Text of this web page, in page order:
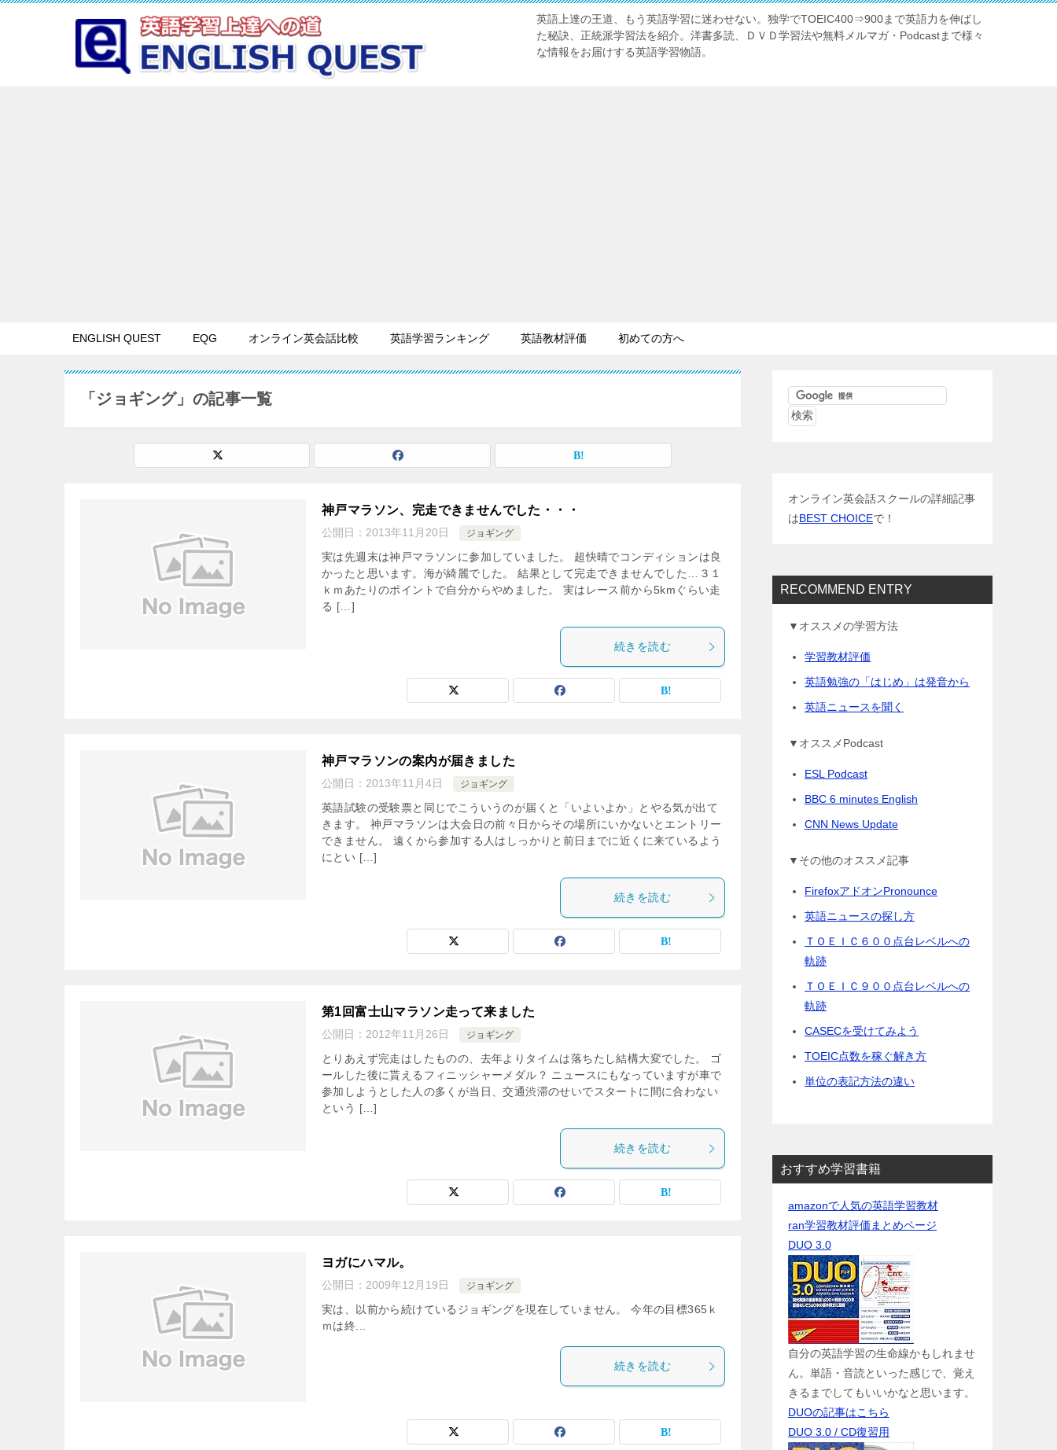
英語上達の王道、もう英語学習に迷わせない。独学でTOEIC400⇒900まで英語力を伸ばし
た秘訣、正統派学習法を紹介。洋書多読、ＤＶＤ学習法や無料メルマガ・Podcastまで様々
な情報をお届けする英語学習物語。
ENGLISH QUEST EQG オンライン英会話比較 英語学習ランキング 英語教材評価 初めての方へ
「ジョギング」の記事一覧
神戸マラソン、完走できませんでした・・・
公開日： 2013年11月20日 ジョギング
実は先週末は神戸マラソンに参加していました。 超快晴でコンディションは良
かったと思います。海が綺麗でした。 結果として完走できませんでした…３１
ｋｍあたりのポイントで自分からやめました。 実はレース前から5kmぐらい走
る […]
続きを読む
神戸マラソンの案内が届きました
公開日： 2013年11月4日 ジョギング
英語試験の受験票と同じでこういうのが届くと「いよいよか」とやる気が出て
きます。 神戸マラソンは大会日の前々日からその場所にいかないとエントリー
できません。 遠くから参加する人はしっかりと前日までに近くに来ているよう
にとい […]
続きを読む
第1回富士山マラソン走って来ました
公開日： 2012年11月26日 ジョギング
とりあえず完走はしたものの、去年よりタイムは落ちたし結構大変でした。 ゴ
ールした後に貰えるフィニッシャーメダル？ ニュースにもなっていますが車で
参加しようとした人の多くが当日、交通渋滞のせいでスタートに間に合わない
という […]
続きを読む
ヨガにハマル。
公開日： 2009年12月19日 ジョギング
実は、以前から続けているジョギングを現在していません。 今年の目標365ｋ
ｍは終...
続きを読む
オンライン英会話スクールの詳細記事
はBEST CHOICEで！
RECOMMEND ENTRY
▼オススメの学習方法
学習教材評価
英語勉強の「はじめ」は発音から
英語ニュースを聞く
▼オススメPodcast
ESL Podcast
BBC 6 minutes English
CNN News Update
▼その他のオススメ記事
FirefoxアドオンPronounce
英語ニュースの探し方
ＴＯＥＩＣ６００点台レベルへの
軌跡
ＴＯＥＩＣ９００点台レベルへの
軌跡
CASECを受けてみよう
TOEIC点数を稼ぐ解き方
単位の表記方法の違い
おすすめ学習書籍
amazonで人気の英語学習教材
ran学習教材評価まとめページ
DUO 3.0
自分の英語学習の生命線かもしれませ
ん。単語・音読といった感じで、覚え
きるまでしてもいいかなと思います。
DUOの記事はこちら
DUO 3.0 / CD復習用